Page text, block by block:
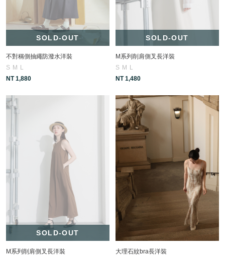
SOLD-OUT
不對稱側抽繩防潑水洋裝
S M
L
NT 1,880
SOLD-OUT
M系列削肩側叉長洋裝
S M
L
NT 1,480
SOLD-OUT
M系列削肩側叉長洋裝
大理石紋bra長洋裝